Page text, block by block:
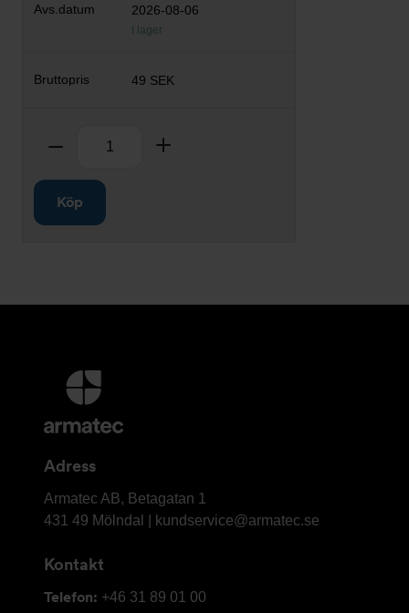
2026-08-06
I lager
49 SEK
Ta bort
Köp
Ytterligare
information
och
Adress
Armatec
AB
Armatec AB, Betagatan 1
431 49 Mölndal |
kundservice@armatec.se
Kontakt
Telefon: +46 31 89 01 00